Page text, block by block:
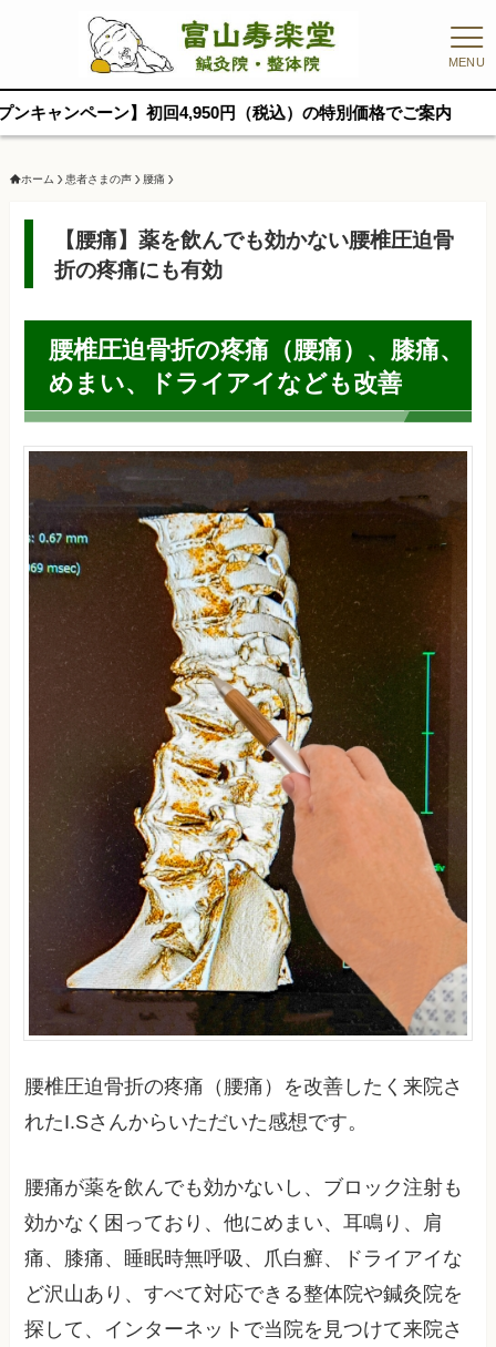
MENU
ン】初回4,950円（税込）の特別価格でご案内
ホーム 患者さまの声 腰痛
【腰痛】薬を飲んでも効かない腰椎圧迫骨
折の疼痛にも有効
腰椎圧迫骨折の疼痛（腰痛）、膝痛、
めまい、ドライアイなども改善
腰椎圧迫骨折の疼痛（腰痛）を改善したく来院さ
れたI.Sさんからいただいた感想です。
腰痛が薬を飲んでも効かないし、ブロック注射も
効かなく困っており、他にめまい、耳鳴り、肩
痛、膝痛、睡眠時無呼吸、爪白癬、ドライアイな
ど沢山あり、すべて対応できる整体院や鍼灸院を
探して、インターネットで当院を見つけて来院さ